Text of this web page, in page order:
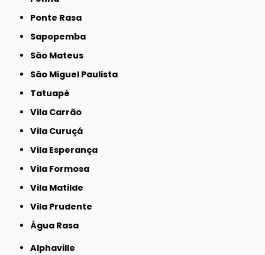
Ponte Rasa
Sapopemba
São Mateus
São Miguel Paulista
Tatuapé
Vila Carrão
Vila Curuçá
Vila Esperança
Vila Formosa
Vila Matilde
Vila Prudente
Água Rasa
Alphaville